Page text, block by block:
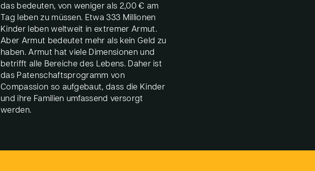
das bedeuten, von weniger als 2,00 € am
Tag leben zu müssen. Etwa 333 Millionen
Kinder leben weltweit in extremer Armut.
Aber Armut bedeutet mehr als kein Geld zu
haben. Armut hat viele Dimensionen und
betrifft alle Bereiche des Lebens. Daher ist
das Patenschaftsprogramm von
Compassion so aufgebaut, dass die Kinder
und ihre Familien umfassend versorgt
werden.